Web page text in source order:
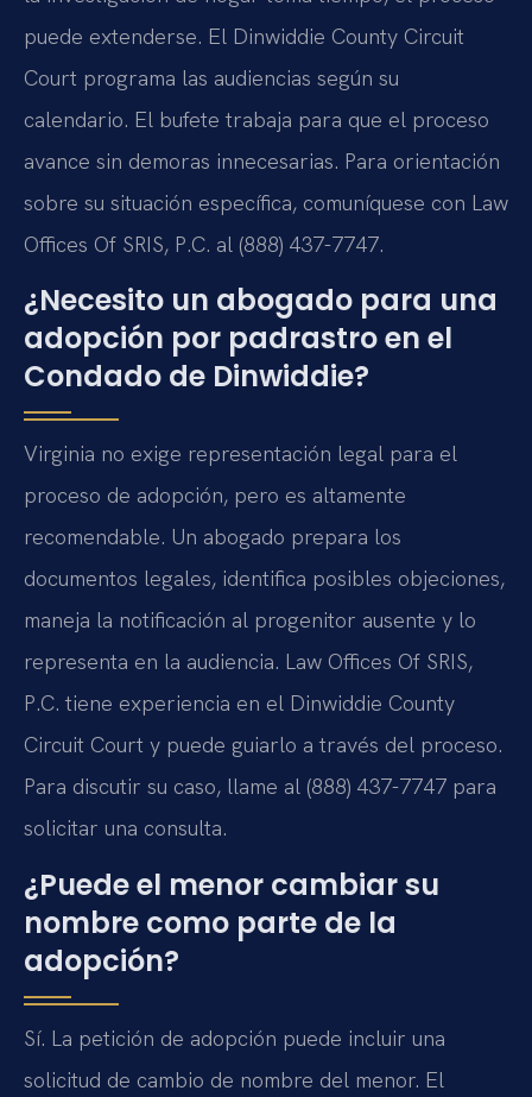
puede extenderse. El Dinwiddie County Circuit
Court programa las audiencias según su
calendario. El bufete trabaja para que el proceso
avance sin demoras innecesarias. Para orientación
sobre su situación específica, comuníquese con Law
Offices Of SRIS, P.C. al (888) 437-7747.
¿Necesito un abogado para una
adopción por padrastro en el
Condado de Dinwiddie?
Virginia no exige representación legal para el
proceso de adopción, pero es altamente
recomendable. Un abogado prepara los
documentos legales, identifica posibles objeciones,
maneja la notificación al progenitor ausente y lo
representa en la audiencia. Law Offices Of SRIS,
P.C. tiene experiencia en el Dinwiddie County
Circuit Court y puede guiarlo a través del proceso.
Para discutir su caso, llame al (888) 437-7747 para
solicitar una consulta.
¿Puede el menor cambiar su
nombre como parte de la
adopción?
Sí. La petición de adopción puede incluir una
solicitud de cambio de nombre del menor. El